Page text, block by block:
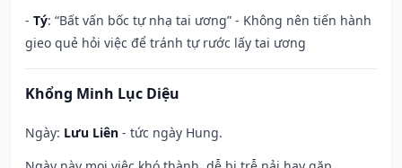
- Tý: “Bất vấn bốc tự nhạ tai ương” - Không nên tiến hành
gieo quẻ hỏi việc để tránh tự rước lấy tai ương
Khổng Minh Lục Diệu
Ngày: Lưu Liên - tức ngày Hung.